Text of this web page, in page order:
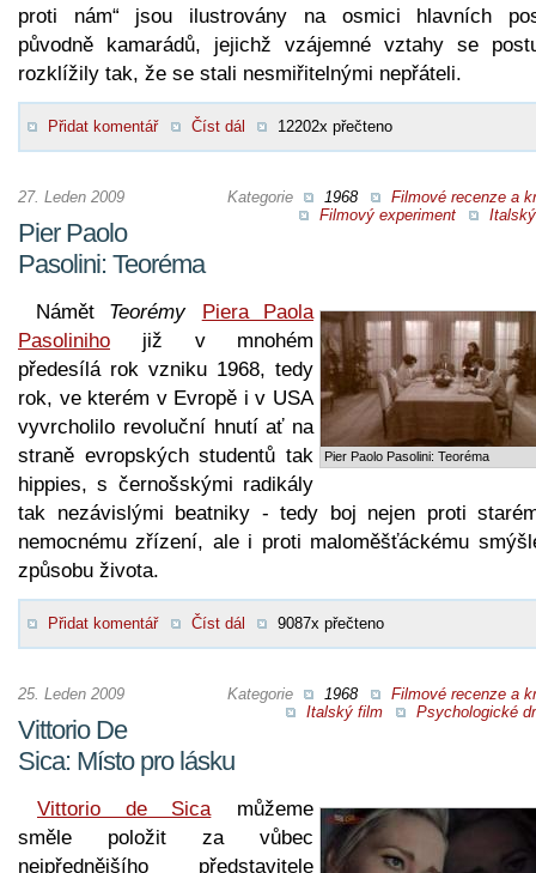
proti nám“ jsou ilustrovány na osmici hlavních
původně kamarádů, jejichž vzájemné vztahy se
rozklížily tak, že se stali nesmiřitelnými nepřáteli.
Přidat komentář Číst dál 12202x přečteno
Kategorie 1968
Filmové recenze a
Filmový experiment
27. Leden 2009
Pier Paolo
Pasolini: Teoréma
Pier Paolo Pasolini: Teoréma
Námět Teorémy
Piera Paola
Pasoliniho již v mnohém
předesílá rok vzniku 1968, tedy
rok, ve kterém v Evropě i v USA
vyvrcholilo revoluční hnutí ať na
straně evropských studentů tak
hippies, s černošskými radikály
tak nezávislými beatniky - tedy boj nejen proti
nemocnému zřízení, ale i proti maloměšťáckému
způsobu života.
Přidat komentář Číst dál 9087x přečteno
Kategorie 1968
Filmové recenze a
Italský film
Psychologické
25. Leden 2009
Vittorio De
Sica: Místo pro lásku
Vittorio de Sica můžeme
směle položit za vůbec
nejpřednějšího představitele